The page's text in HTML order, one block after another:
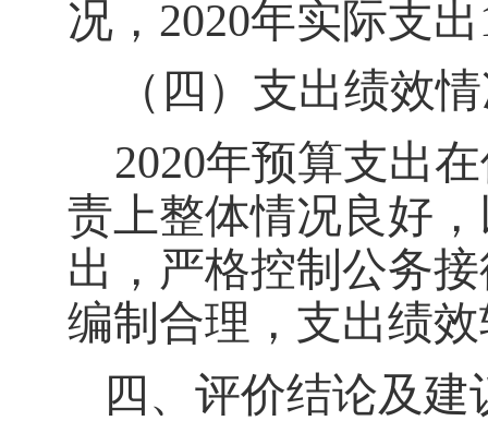
况， 2020年实际支出
（ 四 ）支出绩效
2020年预算支出
责上整体情况良好
出，严格控制公务
编制合理，支出绩
四、评价结论及建